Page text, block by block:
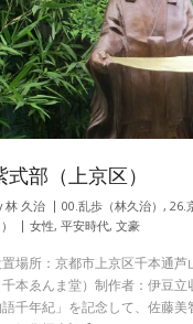
式部（上京区）
林 久治 00.乱歩（林久治） , 26.
女性, 平安時代, 文豪
場所：京都市上京区千本通
本ゑんま堂）制作者：伊豆
千年紀」を記念して、佐藤